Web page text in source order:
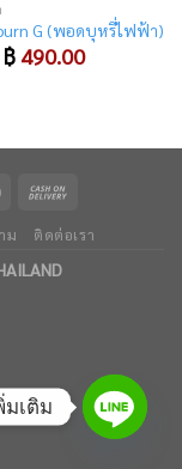
G (พอดบุหรี่ไฟฟ้า)
Original
price
฿ 490.00Current
price
ม ติดต่อเรา
มเติม